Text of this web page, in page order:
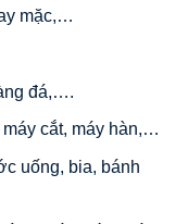
mặc,…
đá,….
cắt, máy hàn,…
uống, bia, bánh